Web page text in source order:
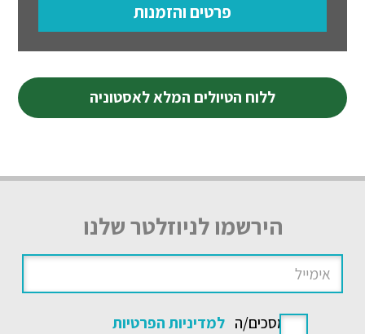
פרטים והזמנות
ללוח הטיולים המלא לאסטוניה
הירשמו לניוזלטר שלנו
אני מסכים/ה למדיניות הפרטיות